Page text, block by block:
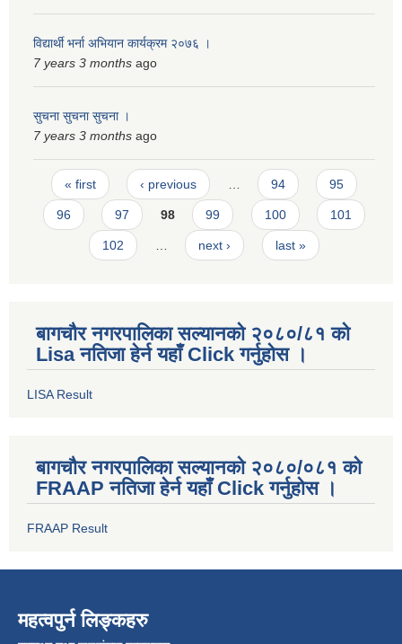
विद्यार्थी भर्ना अभियान कार्यक्रम २०७६ ।
7 years 3 months ago
सुचना सुचना सुचना ।
7 years 3 months ago
Pages
« first ‹ previous … 94 95
96 97 98 99 100 101
102 … next › last »
बागचौर नगरपालिका सल्यानको २०८०/८१ को
Lisa नतिजा हेर्न यहाँ Click गर्नुहोस ।
LISA Result
बागचौर नगरपालिका सल्यानको २०८०/०८१ को
FRAAP नतिजा हेर्न यहाँ Click गर्नुहोस ।
FRAAP Result
महत्वपुर्न लिङ्कहरु